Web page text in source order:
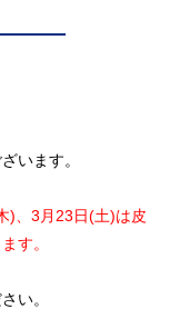
います。
)、3月23日(土)は皮
す。
い。